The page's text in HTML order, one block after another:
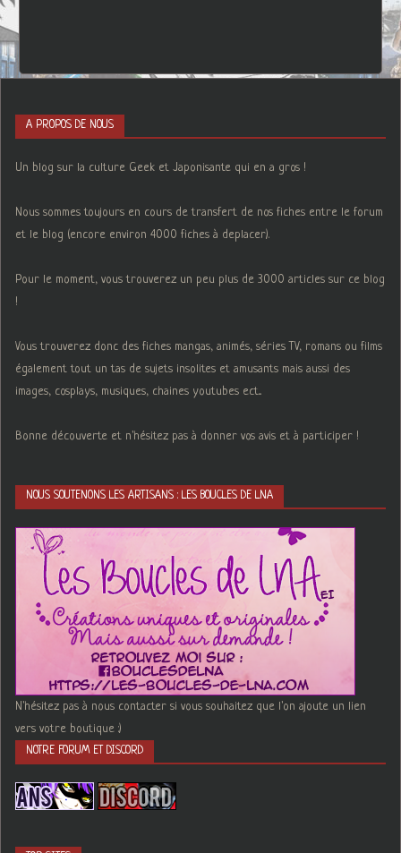
A PROPOS DE NOUS
Un blog sur la culture Geek et Japonisante qui en a gros !
Nous sommes toujours en cours de transfert de nos fiches entre le forum
et le blog (encore environ 4000 fiches à deplacer).
Pour le moment, vous trouverez un peu plus de 3000 articles sur ce blog
!
Vous trouverez donc des fiches mangas, animés, séries TV, romans ou films
également tout un tas de sujets insolites et amusants mais aussi des
images, cosplays, musiques, chaines youtubes ect...
Bonne découverte et n'hésitez pas à donner vos avis et à participer !
NOUS SOUTENONS LES ARTISANS : LES BOUCLES DE LNA
N'hésitez pas à nous contacter si vous souhaitez que l'on ajoute un lien
vers votre boutique :)
NOTRE FORUM ET DISCORD